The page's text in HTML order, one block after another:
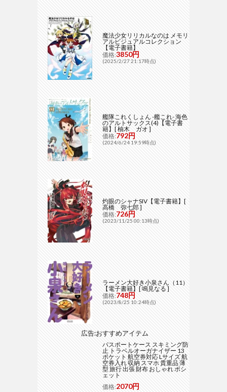
魔法少女リリカルなのは メモリ
アルビジュアルコレクション
【電子書籍】
価格:3850円
(2025/2/27 21:17時点)
艦隊これくしょん -艦これ- 海色
のアルトサックス(4)【電子書
籍】[ 柚木 ガオ ]
価格:792円
(2024/6/24 19:59時点)
灼眼のシャナSIV【電子書籍】[
高橋 弥七郎 ]
価格:726円
(2023/11/25 00:13時点)
ラーメン大好き小泉さん（11）
【電子書籍】[ 鳴見なる ]
価格:748円
(2023/8/25 10:24時点)
広告:おすすめアイテム
パスポートケース スキミング防
止 トラベルオーガナイザー 13
ポケット 航空券対応 Lサイズ 航
空券入れ 収納 スマホ 貴重品 薄
型 旅行 出張 財布 おしゃれ ポシ
ェット
価格:2070円